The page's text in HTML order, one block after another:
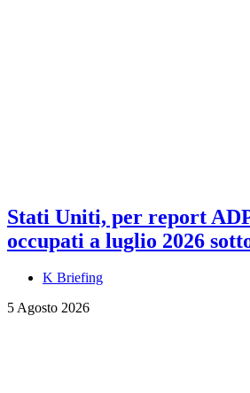
Stati Uniti, per report
occupati a luglio 2026
K Briefing
5 Agosto 2026